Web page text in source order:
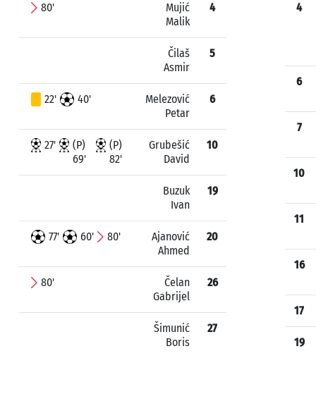
80'
Mujić
Malik
4
Čilaš
Asmir
5
22' 40'
Melezović
Petar
6
27'
(P)
69'
(P)
82'
Grubešić
David
10
Buzuk
Ivan
19
77' 60' 80'
Ajanović
Ahmed
20
80'
Čelan
Gabrijel
26
Šimunić
Boris
27
4
6
7
10
11
16
17
19